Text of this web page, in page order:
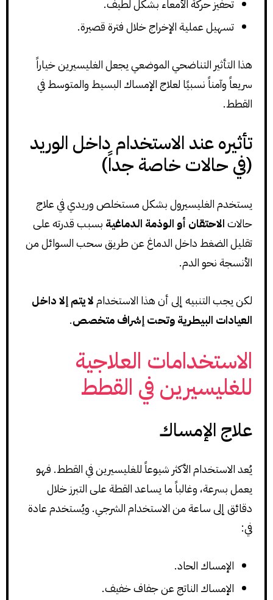
تحفيز حركة الأمعاء بشكل لطيف.
تسهيل عملية الإخراج خلال فترة قصيرة.
هذا التأثير التناضحي الموضعي يجعل الغليسيرين خياراً
سريعاً وآمناً نسبيًا لعلاج الإمساك البسيط والمتوسط في
القطط.
تأثيره عند الاستخدام داخل الوريد
(في حالات خاصة جداً)
يستخدم الغليسيرول بشكل مستخلص وريدي في علاج
حالاتالاحتقان أو الوذمة الدماغية بسبب قدرته على
تقليل الضغط داخل الدماغ عن طريق سحب السوائل من
الأنسجة نحو الدم.
لكن يجب التنبيه إلى أن هذا الاستخداملا يتم إلا داخل
العيادات البيطرية وتحت إشراف متخصص.
الاستخدامات العلاجية
للغليسيرين في القطط
علاج الإمساك
يُعد الاستخدام الأكثر شيوعاً للغليسيرين في القطط. فهو
يعمل بسرعة، وغالباً ما يساعد القطة على التبرز خلال
دقائق إلى ساعة من الاستخدام الشرجي. ويُستخدم عادة
في:
الإمساك الحاد.
الإمساك الناتج عن جفاف خفيف.